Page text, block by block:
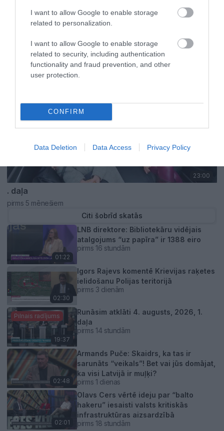
I want to allow Google to enable storage
related to personalization.
I want to allow Google to enable storage
related to security, including authentication
functionality and fraud prevention, and other
user protection.
CONFIRM
Data Deletion Data Access Privacy Policy
pirms 5 mēnešiem
Pilnais raidījums
23:00
. daļa
pirms 5 mēnešiem
Citi šobrīd skatās
01:22
LNB direktore: Bibliotekāru vidējais
atalgojums “uz papīra” ir 1388 eiro
pirms 16 stundām
02:30
Igors Rajevs komentē Krievijas raķetes
ielidošanu Polijas teritorijā
pirms 3 dienām
Pilnais radījums
19:37
Runāsim atklāti 4. augusts, 2026, 1.
daļa
pirms 14 stundām
02:48
Armands Puče: Skaidrs, ka tas ir
sarunāts “veikals”! Bet vai jūs domājat,
ka visi Latvijā ir muļķi?
pirms 1 dienas
02:01
Olavs Cers vērtē ideju par “balto
hakeru” iesaisti valsts kritiskās
infrastruktūras aizsardzībā
pirms 18 stundām